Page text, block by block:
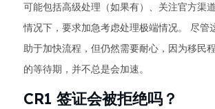
可能包括高级处理（如果有）、关注官方渠
情况下，要求加急考虑处理极端情况。 尽管
助于加快流程，但仍然需要耐心，因为移民
的等待期，并不总是会加速。
CR1 签证会被拒绝吗？